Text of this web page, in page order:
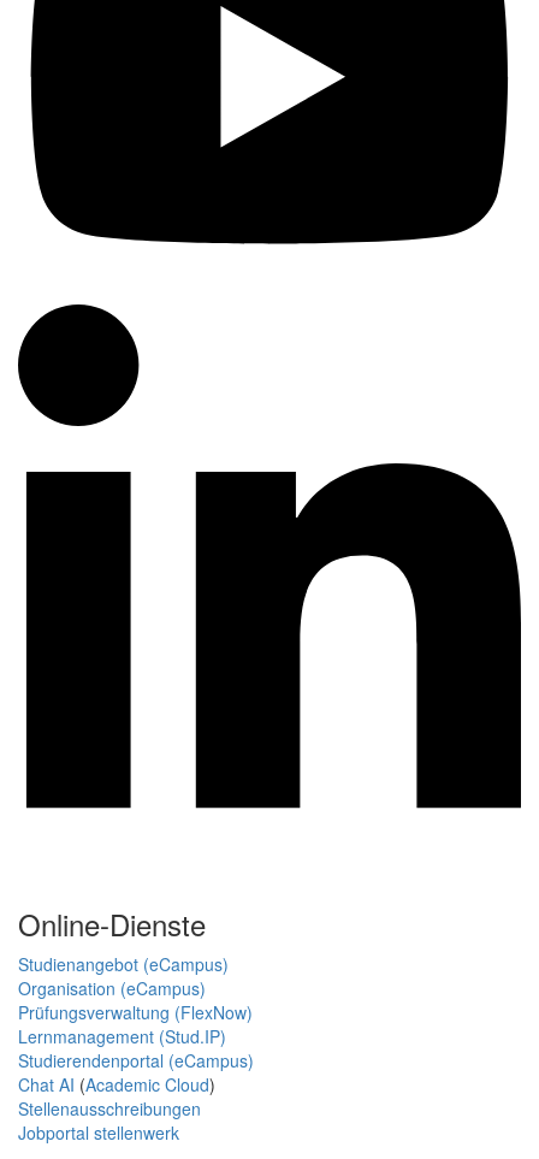
Online-Dienste
Studienangebot (eCampus)
Organisation (eCampus)
Prüfungsverwaltung (FlexNow)
Lernmanagement (Stud.IP)
Studierendenportal (eCampus)
Chat AI (Academic Cloud)
Stellenausschreibungen
Jobportal stellenwerk